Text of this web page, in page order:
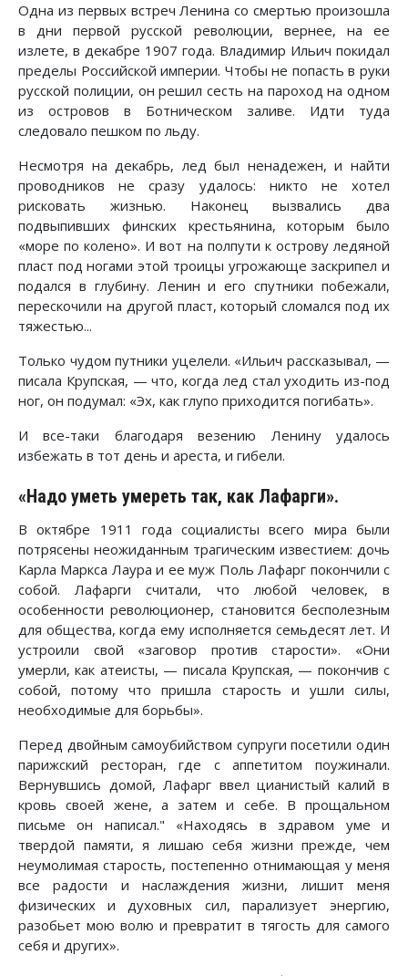
Одна из первых встреч Ленина со смертью произошла
в дни первой русской революции, вернее, на ее
излете, в декабре 1907 года. Владимир Ильич покидал
пределы Российской империи. Чтобы не попасть в руки
русской полиции, он решил сесть на пароход на одном
из островов в Ботническом заливе. Идти туда
следовало пешком по льду.
Несмотря на декабрь, лед был ненадежен, и найти
проводников не сразу удалось: никто не хотел
рисковать жизнью. Наконец вызвались два
подвыпивших финских крестьянина, которым было
«море по колено». И вот на полпути к острову ледяной
пласт под ногами этой троицы угрожающе заскрипел и
подался в глубину. Ленин и его спутники побежали,
перескочили на другой пласт, который сломался под их
тяжестью...
Только чудом путники уцелели. «Ильич рассказывал, —
писала Крупская, — что, когда лед стал уходить из-под
ног, он подумал: «Эх, как глупо приходится погибать».
И все-таки благодаря везению Ленину удалось
избежать в тот день и ареста, и гибели.
«Надо уметь умереть так, как Лафарги».
В октябре 1911 года социалисты всего мира были
потрясены неожиданным трагическим известием: дочь
Карла Маркса Лаура и ее муж Поль Лафарг покончили с
собой. Лафарги считали, что любой человек, в
особенности революционер, становится бесполезным
для общества, когда ему исполняется семьдесят лет. И
устроили свой «заговор против старости». «Они
умерли, как атеисты, — писала Крупская, — покончив с
собой, потому что пришла старость и ушли силы,
необходимые для борьбы».
Перед двойным самоубийством супруги посетили один
парижский ресторан, где с аппетитом поужинали.
Вернувшись домой, Лафарг ввел цианистый калий в
кровь своей жене, а затем и себе. В прощальном
письме он написал." «Находясь в здравом уме и
твердой памяти, я лишаю себя жизни прежде, чем
неумолимая старость, постепенно отнимающая у меня
все радости и наслаждения жизни, лишит меня
физических и духовных сил, парализует энергию,
разобьет мою волю и превратит в тягость для самого
себя и других».